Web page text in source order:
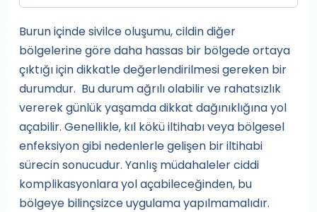
Burun içinde sivilce oluşumu, cildin diğer
bölgelerine göre daha hassas bir bölgede ortaya
çıktığı için dikkatle değerlendirilmesi gereken bir
durumdur. Bu durum ağrılı olabilir ve rahatsızlık
vererek günlük yaşamda dikkat dağınıklığına yol
açabilir. Genellikle, kıl kökü iltihabı veya bölgesel
enfeksiyon gibi nedenlerle gelişen bir iltihabi
sürecin sonucudur. Yanlış müdahaleler ciddi
komplikasyonlara yol açabileceğinden, bu
bölgeye bilinçsizce uygulama yapılmamalıdır.